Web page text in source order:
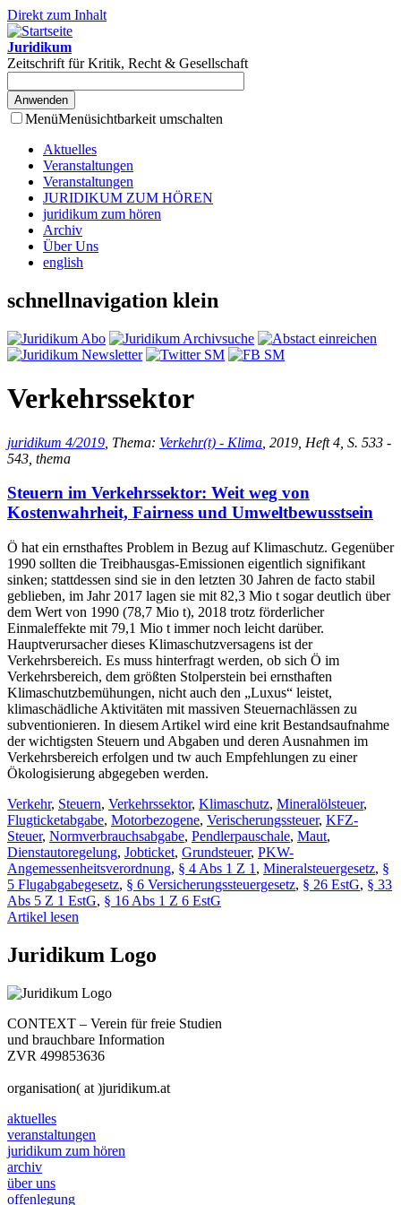
Direkt zum Inhalt
Juridikum
Zeitschrift für Kritik, Recht & Gesellschaft
MenüMenüsichtbarkeit umschalten
Aktuelles
Veranstaltungen
Veranstaltungen
JURIDIKUM ZUM HÖREN
juridikum zum hören
Archiv
Über Uns
english
schnellnavigation klein
Verkehrssektor
juridikum 4/2019 , Thema: Verkehr(t) - Klima , 2019, Heft 4, S. 533 -
543, thema
Steuern im Verkehrssektor: Weit weg von
Kostenwahrheit, Fairness und Umweltbewusstsein
Ö hat ein ernsthaftes Problem in Bezug auf Klimaschutz. Gegenüber
1990 sollten die Treibhausgas-Emissionen eigentlich signifikant
sinken; stattdessen sind sie in den letzten 30 Jahren de facto stabil
geblieben, im Jahr 2017 lagen sie mit 82,3 Mio t sogar deutlich über
dem Wert von 1990 (78,7 Mio t), 2018 trotz förderlicher
Einmaleffekte mit 79,1 Mio t immer noch leicht darüber.
Hauptverursacher dieses Klimaschutzversagens ist der
Verkehrsbereich. Es muss hinterfragt werden, ob sich Ö im
Verkehrsbereich, dem größten Stolperstein bei ernsthaften
Klimaschutzbemühungen, nicht auch den „Luxus“ leistet,
klimaschädliche Aktivitäten mit massiven Steuernachlässen zu
subventionieren. In diesem Artikel wird eine krit Bestandsaufnahme
der wichtigsten Steuern und Abgaben und deren Ausnahmen im
Verkehrsbereich erfolgen und tw auch Empfehlungen zu einer
Ökologisierung abgegeben werden.
Verkehr, Steuern, Verkehrssektor, Klimaschutz, Mineralölsteuer,
Flugticketabgabe, Motorbezogene, Verischerungssteuer, KFZ-
Steuer, Normverbrauchsabgabe, Pendlerpauschale, Maut,
Dienstautoregelung, Jobticket, Grundsteuer, PKW-
Angemessenheitsverordnung, § 4 Abs 1 Z 1 , Mineralsteuergesetz, §
5 Flugabgabegesetz, § 6 Versicherungssteuergesetz, § 26 EstG, § 33
Abs 5 Z 1 EstG, § 16 Abs 1 Z 6 EstG
Artikel lesen
Juridikum Logo
CONTEXT – Verein für freie Studien
und brauchbare Information
ZVR 499853636
organisation( at )juridikum.at
aktuelles
veranstaltungen
juridikum zum hören
archiv
über uns
offenlegung